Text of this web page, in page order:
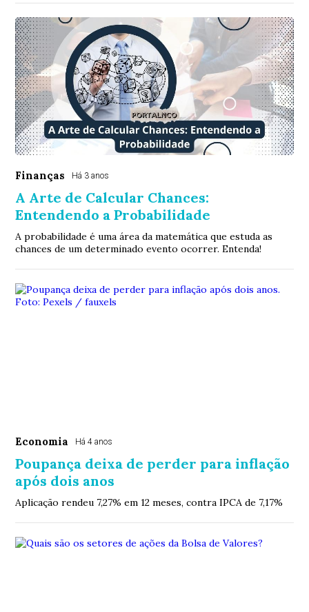
Finanças Há 3 anos
A Arte de Calcular Chances:
Entendendo a Probabilidade
A probabilidade é uma área da matemática que estuda as
chances de um determinado evento ocorrer. Entenda!
Economia Há 4 anos
Poupança deixa de perder para inflação
após dois anos
Aplicação rendeu 7,27% em 12 meses, contra IPCA de 7,17%